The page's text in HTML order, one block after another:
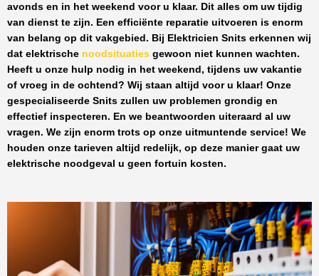
avonds en in het weekend voor u klaar. Dit alles om uw tijdig
van dienst te zijn. Een efficiënte reparatie uitvoeren is enorm
van belang op dit vakgebied. Bij Elektricien Snits erkennen wij
dat elektrische noodsituaties gewoon niet kunnen wachten.
Heeft u onze hulp nodig in het weekend, tijdens uw vakantie
of vroeg in de ochtend? Wij staan altijd voor u klaar! Onze
gespecialiseerde Snits zullen uw problemen grondig en
effectief inspecteren. En we beantwoorden uiteraard al uw
vragen. We zijn enorm trots op onze uitmuntende service! We
houden onze tarieven altijd redelijk, op deze manier gaat uw
elektrische noodgeval u geen fortuin kosten.